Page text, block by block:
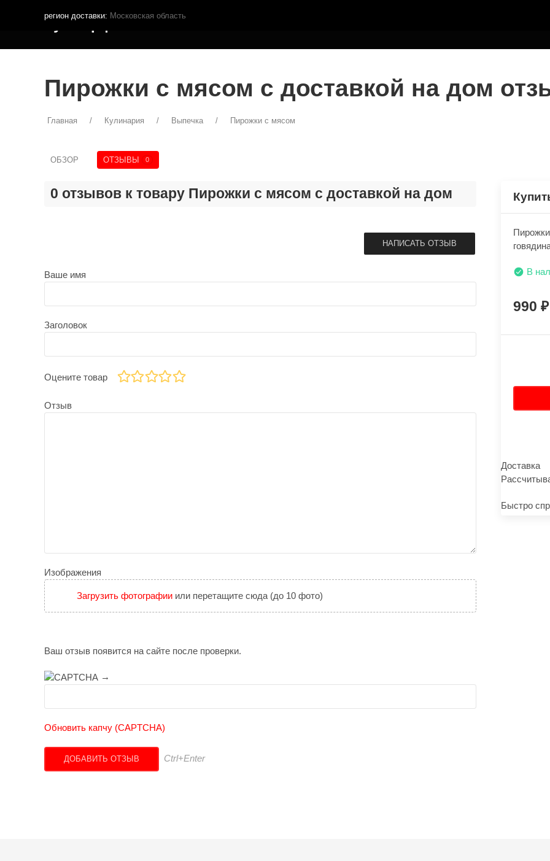
регион доставки: Московская область
Кутья.рф
Пирожки с мясом с доставкой на дом
Главная Кулинария Выпечка Пирожки с мясом
ОБЗОР ОТЗЫВЫ 0
В
990
Доставка
Быстро
0 отзывов к товару Пирожки с мясом с доставкой на дом
НАПИСАТЬ ОТЗЫВ
Ваше имя
Заголовок
Оцените товар
Отзыв
Изображения
Загрузить фотографии или перетащите сюда (до 10 фото)
Ваш отзыв появится на сайте после проверки.
→
Обновить капчу (CAPTCHA)
ДОБАВИТЬ ОТЗЫВ Ctrl+Enter